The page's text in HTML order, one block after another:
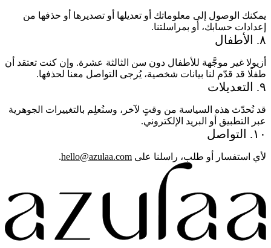
يمكنك الوصول إلى معلوماتك أو تعديلها أو تصديرها أو حذفها من
إعدادات حسابك، أو بمراسلتنا.
٨. الأطفال
أزيولا غير موجَّهة للأطفال دون سن الثالثة عشرة. وإن كنت تعتقد أن
طفلًا قد قدّم لنا بيانات شخصية، يُرجى التواصل معنا لحذفها.
٩. التعديلات
قد نُحدّث هذه السياسة من وقتٍ لآخر، وسنُعلِم بالتغييرات الجوهرية
عبر التطبيق أو البريد الإلكتروني.
١٠. التواصل
لأي استفسار أو طلب، راسلنا على hello@azulaa.com
.